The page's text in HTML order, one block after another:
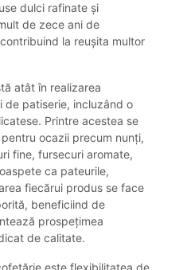
dulci rafinate și
de zece ani de
la reușita multor
atât în realizarea
de patiserie, incluzând o
Printre acestea se
ocazii precum nunți,
fine, fursecuri aromate,
ca pateurile,
fiecărui produs se face
beneficiind de
prospețimea
de calitate.
este flexibilitatea de